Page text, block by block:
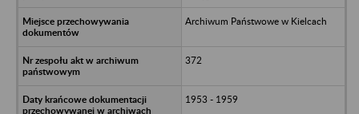
Archiwum Państwowe w Kielcach
372
1953 - 1959